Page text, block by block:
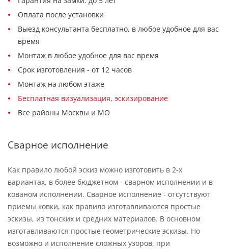
Оплата после установки
Выезд консультанта бесплатно, в любое удобное для вас
время
Монтаж в любое удобное для вас время
Срок изготовления - от 12 часов
Монтаж на любом этаже
Бесплатная визуализация, эскизирование
Все районы Москвы и МО
Сварное исполнение
Как правило любой эскиз можно изготовить в 2-х
вариантах, в более бюджетном - сварном исполнении и в
кованом исполнении. Сварное исполнение - отсутствуют
приемы ковки, как правило изготавливаются простые
эскизы, из тонских и средних материалов. В основном
изготавливаются простые геометрические эскизы. Но
возможно и исполнение сложных узоров, при